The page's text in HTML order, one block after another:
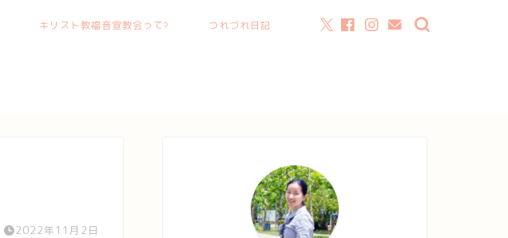
キリスト教福音宣教会って? つれづれ日記
2022年11月2日